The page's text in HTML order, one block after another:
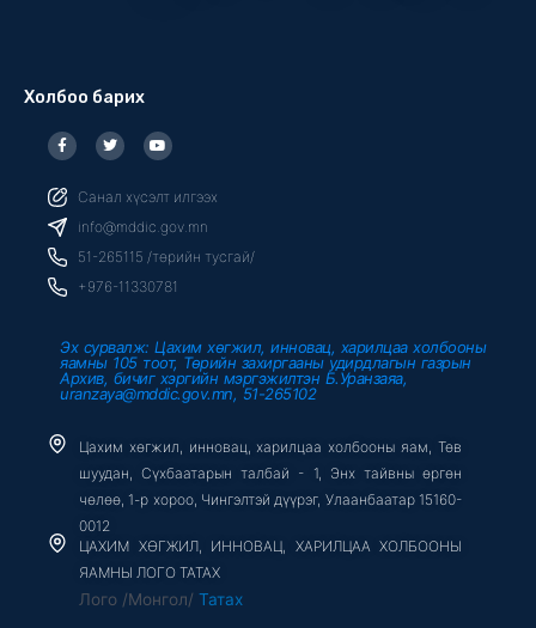
Холбоо барих
F
a
c
b
o
o
k
f
T
w
i
t
e
r
Y
o
u
u
b
e
Санал хүсэлт илгээх
info@mddic.gov.mn
51-265115 /төрийн тусгай/
+976-11330781
Эх сурвалж: Цахим хөгжил, инновац, харилцаа холбооны
яамны 105 тоот, Төрийн захиргааны удирдлагын газрын
Архив, бичиг хэргийн мэргэжилтэн Б.Уранзаяа,
uranzaya@mddic.gov.mn, 51-265102
Цахим хөгжил, инновац, харилцаа холбооны яам, Төв
шуудан, Сүхбаатарын талбай - 1, Энх тайвны өргөн
чөлөө, 1-р хороо, Чингэлтэй дүүрэг, Улаанбаатар 15160-
0012
ЦАХИМ ХӨГЖИЛ, ИННОВАЦ, ХАРИЛЦАА ХОЛБООНЫ
ЯАМНЫ ЛОГО ТАТАХ
Лого /Монгол/ Татах